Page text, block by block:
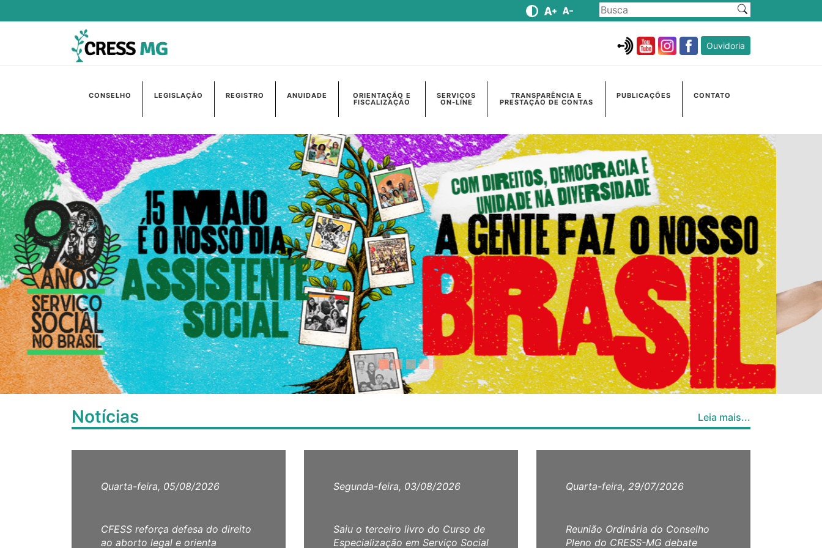
Ouvidoria
CONSELHO LEGISLAÇÃO REGISTRO ANUIDADE ORIENTAÇÃO E
FISCALIZAÇÃO
SERVIÇOS
ON-LINE
TRANSPARÊNCIA E
PRESTAÇÃO DE CONTAS
PUBLICAÇÕES CONTATO
Anterior Próximo
Notícias Leia mais...
Quarta-feira, 05/08/2026
CFESS reforça defesa do direito
ao aborto legal e orienta
Segunda-feira, 03/08/2026
Saiu o terceiro livro do Curso de
Especialização em Serviço Social
Quarta-feira, 29/07/2026
Reunião Ordinária do Conselho
Pleno do CRESS-MG debate